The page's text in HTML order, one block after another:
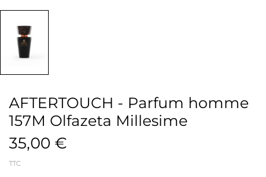
AFTERTOUCH - Parfum homme
157M Olfazeta Millesime
35,00 €
TTC